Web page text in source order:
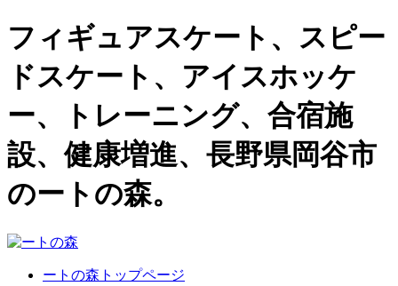
フィギュアスケート、スピー
ドスケート、アイスホッケ
ー、トレーニング、合宿施
設、健康増進、長野県岡谷市
のートの森。
ートの森トップページ